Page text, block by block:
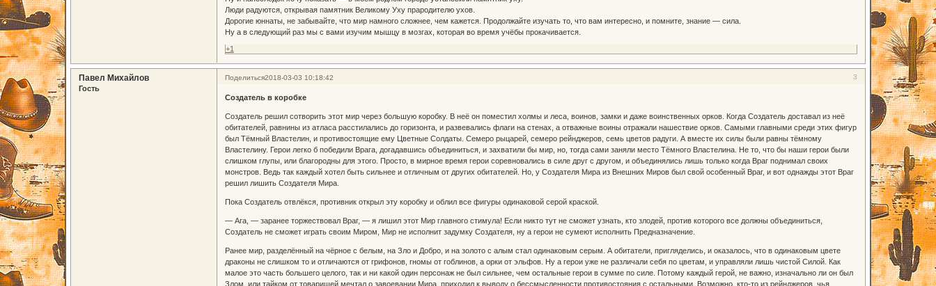
Люди радуются, открывая памятник Великому Уху прародителю ухов.
Дорогие юннаты, не забывайте, что мир намного сложнее, чем кажется. Продолжайте изучать то, что вам интересно, и помните, знание — сила.
Ну а в следующий раз мы с вами изучим мышцу в мозгах, которая во время учёбы прокачивается.
+1
Поделиться 3
2018-03-03 10:18:42
Павел Михайлов
Гость
Создатель в коробке
Создатель решил сотворить этот мир через большую коробку. В неё он поместил холмы и леса, воинов, замки и даже воинственных орков. Когда Создатель доставал из неё
обитателей, равнины из атласа расстилались до горизонта, и развевались флаги на стенах, а отважные воины отражали нашествие орков. Самыми главными среди этих фигур
был Тёмный Властелин, и противостоящие ему Цветные Солдаты. Семеро рыцарей, семеро рейнджеров, семь цветов радуги. А вместе их силы были равны тёмному
Властелину. Герои легко б победили Врага, догадавшись объединиться, и захватили бы мир, но, тогда сами заняли место Тёмного Властелина. Не то, что бы наши герои были
слишком глупы, или благородны для этого. Просто, в мирное время герои соревновались в силе друг с другом, и объединялись лишь только когда Враг поднимал своих
монстров. Ведь так каждый хотел быть сильнее и отличным от других обитателей. Но, у Создателя Мира из Внешних Миров был свой особенный Враг, и вот однажды этот Враг
решил лишить Создателя Мира.
Пока Создатель отвлёкся, противник открыл эту коробку и облил все фигуры одинаковой серой краской.
— Ага, — заранее торжествовал Враг, — я лишил этот Мир главного стимула! Если никто тут не сможет узнать, кто злодей, против которого все должны объединиться,
Создатель не сможет играть своим Миром, Мир не исполнит задумку Создателя, ну а герои не сумеют исполнить Предназначение.
Ранее мир, разделённый на чёрное с белым, на Зло и Добро, и на золото с алым стал одинаковым серым. А обитатели, пригляделись, и оказалось, что в одинаковым цвете
драконы не слишком то и отличаются от грифонов, гномы от гоблинов, а орки от эльфов. Ну а герои уже не различали себя по цветам, и управляли лишь чистой Силой. Как
малое это часть большего целого, так и ни какой один персонаж не был сильнее, чем остальные герои в сумме по силе. Потому каждый герой, не важно, изначально ли он был
Злом, или тайком от товарищей мечтал о завоевании Мира, приходил к выводу о бессмысленности противостояния с остальными. Возможно, кто-то из рейнджеров, чья